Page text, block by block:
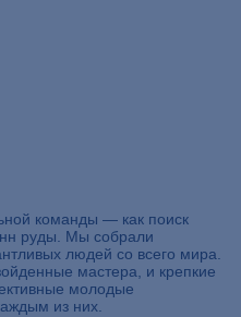
команды — как поиск
руды. Мы собрали
людей со всего мира.
мастера, и крепкие
молодые
из них.